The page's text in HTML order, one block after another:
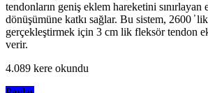
tendonların geniş eklem hareketini sınırlayan
dönüşümüne katkı sağlar. Bu sistem, 2600
gerçekleştirmek için 3 cm lik fleksör tendon
verir.
4.089 kere okundu